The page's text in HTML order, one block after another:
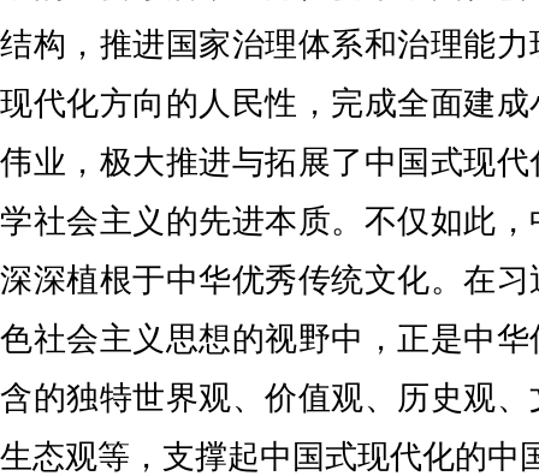
结构，推进国家治理体系和治理能
现代化方向的人民性，完成全面建
伟业，极大推进与拓展了中国式现
学社会主义的先进本质。不仅如此
深深植根于中华优秀传统文化。在
色社会主义思想的视野中，正是中
含的独特世界观、价值观、历史观
生态观等，支撑起中国式现代化的中